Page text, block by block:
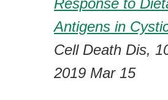
Response to
Antigens in
Cell Death Dis,
2019 Mar 15